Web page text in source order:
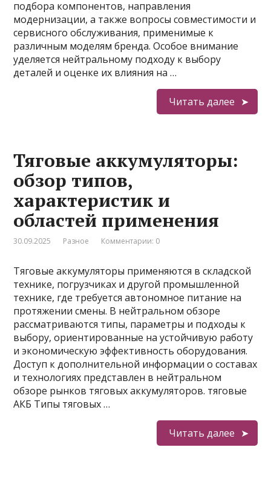
подбора компонентов, направления
модернизации, а также вопросы совместимости и
сервисного обслуживания, применимые к
различным моделям бренда. Особое внимание
уделяется нейтральному подходу к выбору
деталей и оценке их влияния на …
Читать далее
Тяговые аккумуляторы:
обзор типов,
характеристик и
областей применения
30.09.2025 Разное Комментарии: 0
Тяговые аккумуляторы применяются в складской
технике, погрузчиках и другой промышленной
технике, где требуется автономное питание на
протяжении смены. В нейтральном обзоре
рассматриваются типы, параметры и подходы к
выбору, ориентированные на устойчивую работу
и экономическую эффективность оборудования.
Доступ к дополнительной информации о составах
и технологиях представлен в нейтральном
обзоре рынков тяговых аккумуляторов. тяговые
АКБ Типы тяговых …
Читать далее